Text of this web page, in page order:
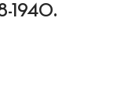
1940.